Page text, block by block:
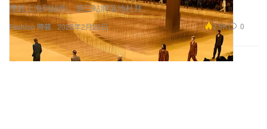
Fashion 時裝
歷經上海到紐約，第三站將落地杜拜。
2025年2月23日 2.9K 0